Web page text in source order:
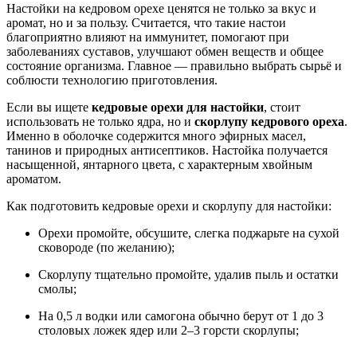
Настойки на кедровом орехе ценятся не только за вкус и
аромат, но и за пользу. Считается, что такие настои
благоприятно влияют на иммунитет, помогают при
заболеваниях суставов, улучшают обмен веществ и общее
состояние организма. Главное — правильно выбрать сырьё и
соблюсти технологию приготовления.
Если вы ищете кедровые орехи для настойки, стоит
использовать не только ядра, но и скорлупу кедрового ореха.
Именно в оболочке содержится много эфирных масел,
танинов и природных антисептиков. Настойка получается
насыщенной, янтарного цвета, с характерным хвойным
ароматом.
Как подготовить кедровые орехи и скорлупу для настойки:
Орехи промойте, обсушите, слегка поджарьте на сухой
сковороде (по желанию);
Скорлупу тщательно промойте, удалив пыль и остатки
смолы;
На 0,5 л водки или самогона обычно берут от 1 до 3
столовых ложек ядер или 2–3 горсти скорлупы;